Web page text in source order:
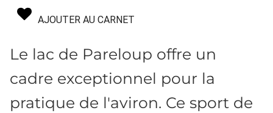
AJOUTER AU CARNET
Le lac de Pareloup offre un
cadre exceptionnel pour la
pratique de l'aviron. Ce sport de